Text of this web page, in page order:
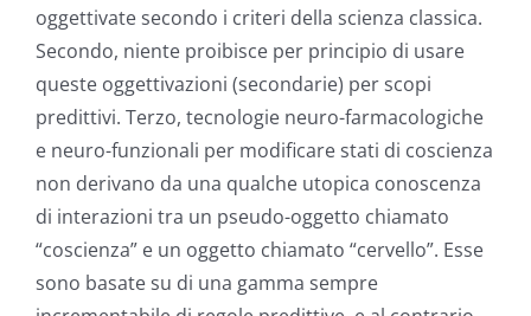
oggettivate secondo i criteri della scienza classica.
Secondo, niente proibisce per principio di usare
queste oggettivazioni (secondarie) per scopi
predittivi. Terzo, tecnologie neuro-farmacologiche
e neuro-funzionali per modificare stati di coscienza
non derivano da una qualche utopica conoscenza
di interazioni tra un pseudo-oggetto chiamato
“coscienza” e un oggetto chiamato “cervello”. Esse
sono basate su di una gamma sempre